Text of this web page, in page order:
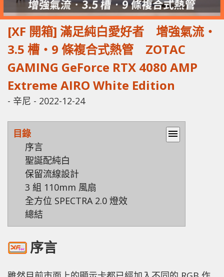
[XF 開箱] 滿足純白愛好者 增強氣流‧
3.5 槽‧9 條複合式熱管 ZOTAC
GAMING GeForce RTX 4080 AMP
Extreme AIRO White Edition
- 辛尼 - 2022-12-24
目錄
menu
序言
聖誕配純白
保留流線設計
3 組 110mm 風扇
全方位 SPECTRA 2.0 燈效
總結
序言